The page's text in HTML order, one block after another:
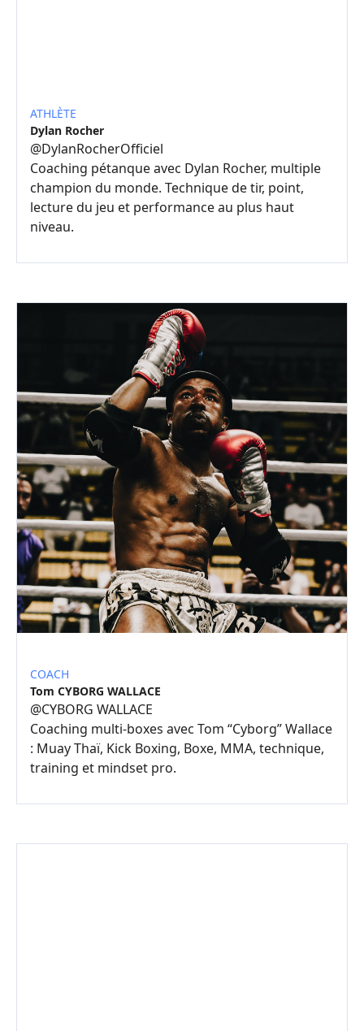
ATHLÈTE
Dylan Rocher
@DylanRocherOfficiel
Coaching pétanque avec Dylan Rocher, multiple
champion du monde. Technique de tir, point,
lecture du jeu et performance au plus haut
niveau.
COACH
Tom CYBORG WALLACE
@CYBORG WALLACE
Coaching multi-boxes avec Tom “Cyborg” Wallace
: Muay Thaï, Kick Boxing, Boxe, MMA, technique,
training et mindset pro.